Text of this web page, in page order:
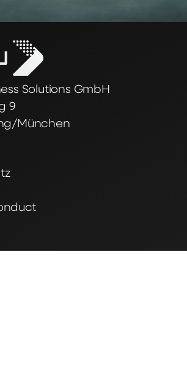
Solutions GmbH
9
München